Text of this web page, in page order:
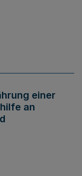
einer
an